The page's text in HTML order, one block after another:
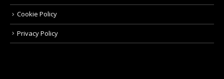
Cookie Policy
Privacy Policy